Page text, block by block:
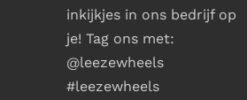
inkijkjes in ons bedrijf op
je! Tag ons met:
@leezewheels
#leezewheels